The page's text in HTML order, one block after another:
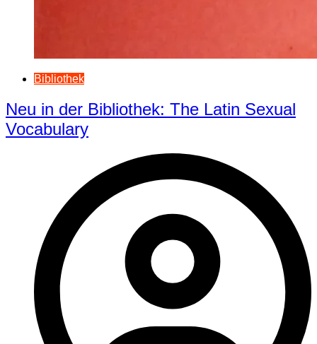
Bibliothek
Neu in der Bibliothek: The Latin Sexual
Vocabulary